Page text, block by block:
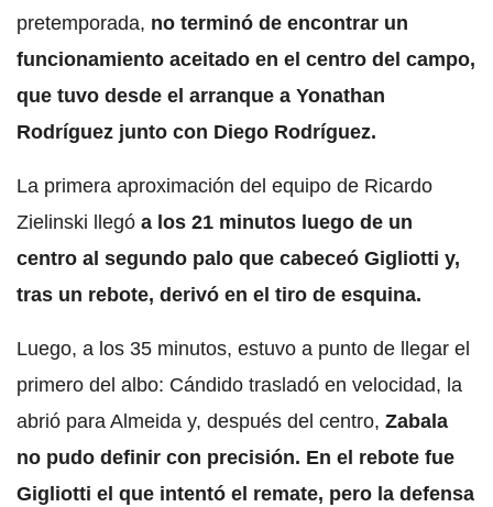
pretemporada, no terminó de encontrar un
funcionamiento aceitado en el centro del campo,
que tuvo desde el arranque a Yonathan
Rodríguez junto con Diego Rodríguez.
La primera aproximación del equipo de Ricardo
Zielinski llegó a los 21 minutos luego de un
centro al segundo palo que cabeceó Gigliotti y,
tras un rebote, derivó en el tiro de esquina.
Luego, a los 35 minutos, estuvo a punto de llegar el
primero del albo: Cándido trasladó en velocidad, la
abrió para Almeida y, después del centro, Zabala
no pudo definir con precisión. En el rebote fue
Gigliotti el que intentó el remate, pero la defensa